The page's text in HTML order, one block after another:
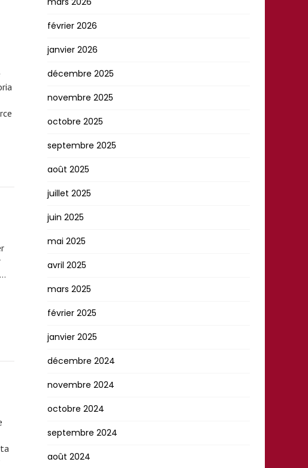
février 2026
janvier 2026
décembre 2025
novembre 2025
octobre 2025
septembre 2025
août 2025
juillet 2025
juin 2025
mai 2025
avril 2025
mars 2025
février 2025
janvier 2025
décembre 2024
novembre 2024
octobre 2024
septembre 2024
août 2024